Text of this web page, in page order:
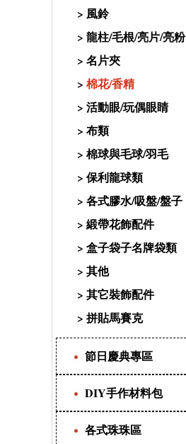
> 風鈴
> 龍柱/毛根/亮片/亮粉
> 名片夾
> 棉花/香精
> 活動眼/玩偶眼睛
> 布類
> 棉球與毛球/羽毛
> 保利龍球類
> 各式膠水/吸盤/盤子
> 緞帶花飾配件
> 盒子袋子名牌袋類
> 其他
> 其它裝飾配件
> 拼貼馬賽克
節日慶典專區
DIY手作材料包
各式珠珠區